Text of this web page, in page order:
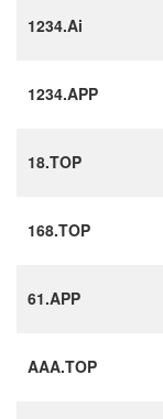
1234.Ai
1234.APP
18.TOP
168.TOP
61.APP
AAA.TOP